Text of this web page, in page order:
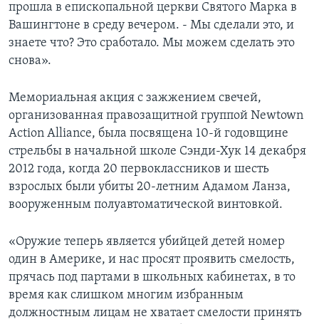
прошла в епископальной церкви Святого Марка в
Вашингтоне в среду вечером. - Мы сделали это, и
знаете что? Это сработало. Мы можем сделать это
снова».
Мемориальная акция с зажжением свечей,
организованная правозащитной группой Newtown
Action Alliance, была посвящена 10-й годовщине
стрельбы в начальной школе Сэнди-Хук 14 декабря
2012 года, когда 20 первоклассников и шесть
взрослых были убиты 20-летним Адамом Ланза,
вооруженным полуавтоматической винтовкой.
«Оружие теперь является убийцей детей номер
один в Америке, и нас просят проявить смелость,
прячась под партами в школьных кабинетах, в то
время как слишком многим избранным
должностным лицам не хватает смелости принять